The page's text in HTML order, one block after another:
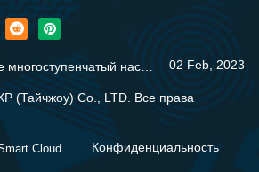
насоса
погружных водяных насосов
многоступенчатый насос?
02 Feb, 2023
насоса
насоса 28 Jan, 2023
(Тайчжоу) Co., LTD. Все права
Cloud Конфиденциальность